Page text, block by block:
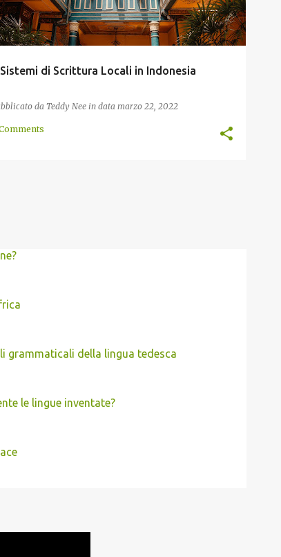
di Scrittura Locali in Indonesia
da Teddy Nee in data marzo 22, 2022
grammaticali della lingua tedesca
le lingue inventate?